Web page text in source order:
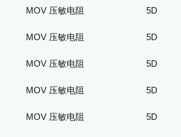
MOV 压敏电阻 5D
MOV 压敏电阻 5D
MOV 压敏电阻 5D
MOV 压敏电阻 5D
MOV 压敏电阻 5D